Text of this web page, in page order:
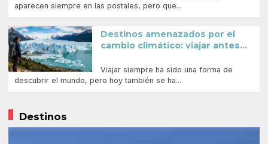
aparecen siempre en las postales, pero que...
Destinos amenazados por el
cambio climático: viajar antes...
Viajar siempre ha sido una forma de
descubrir el mundo, pero hoy también se ha...
Destinos